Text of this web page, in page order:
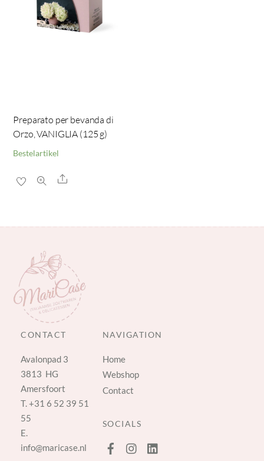
Preparato per bevanda di
Orzo, VANIGLIA (125 g)
Bestelartikel
Share
CONTACT
Avalonpad 3
3813 HG
Amersfoort
T.+31 6 52 39 51
55
E.
info@maricase.nl
NAVIGATION
Home
Webshop
Contact
SOCIALS